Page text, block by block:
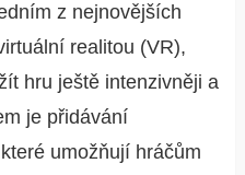
z nejnovějších
realitou (VR),
hru ještě intenzivněji a
je přidávání
umožňují hráčům